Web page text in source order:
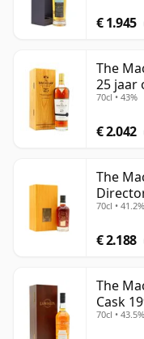
€ 1.945
The
25 jaar
70cl • 43%
€ 2.042
The
70cl • 41.2%
€ 2.188
The
Cask
70cl • 43.5%